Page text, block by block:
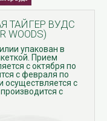
ТАЙГЕР ВУДС
WOODS)
упакован в
Прием
с октября по
с февраля по
осуществляется с
с